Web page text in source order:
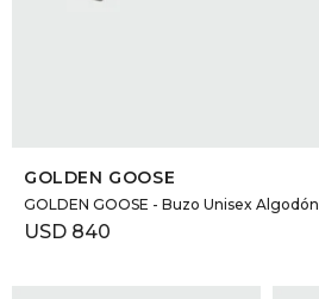
GOLDEN GOOSE
GOLDEN GOOSE - Buzo Unisex Algodón
USD 840